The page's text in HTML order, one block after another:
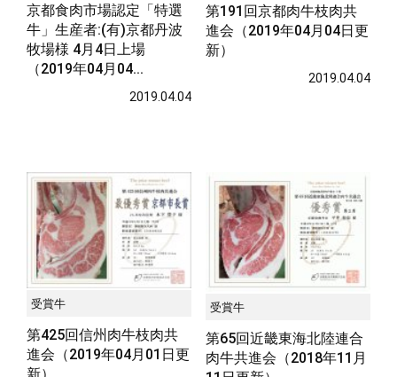
京都食肉市場認定「特選
牛」生産者:(有)京都丹波
牧場様 4月4日上場
（2019年04月04...
2019.04.04
第191回京都肉牛枝肉共
進会（2019年04月04日更
新）
2019.04.04
受賞牛
第425回信州肉牛枝肉共
進会（2019年04月01日更
受賞牛
第65回近畿東海北陸連合
肉牛共進会（2018年11月